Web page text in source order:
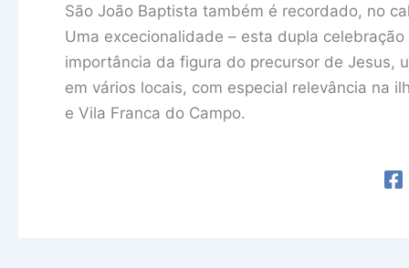
São João Baptista também é recordado, no
Uma excecionalidade – esta dupla
importância da figura do precursor de Jesus,
em vários locais, com especial relevância na
e Vila Franca do Campo.